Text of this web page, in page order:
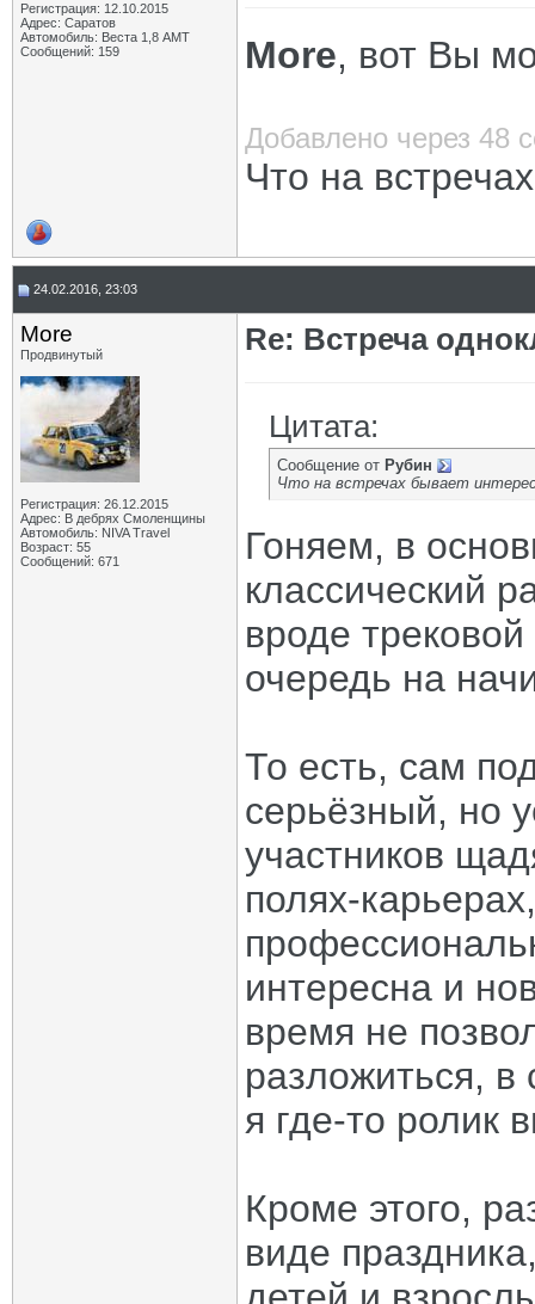
Регистрация: 12.10.2015
Адрес: Саратов
Автомобиль: Веста 1,8 АМТ
Сообщений: 159
More, вот Вы
Добавлено через 48
Что на
24.02.2016, 23:03
More
Продвинутый
Регистрация: 26.12.2015
Адрес: В дебрях Смоленщины
Автомобиль: NIVA Travel
Возраст: 55
Сообщений: 671
Re: Встреча
Цитата:
Сообщение от Рубин
Что на встречах бывает
Гоняем, в
классический
вроде
очередь на
То есть, сам
серьёзный, но
участников
полях-
интересна и
время не
разложиться, в
я где-то ролик
Кроме этого,
виде